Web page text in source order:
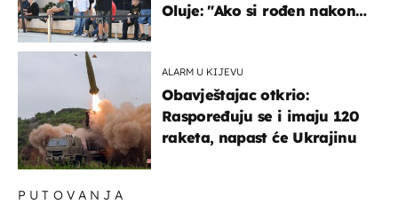
Oluje: "Ako si rođen nakon
ALARM U KIJEVU
Obavještajac otkrio:
Raspoređuju se i imaju 120
raketa, napast će Ukrajinu
PUTOVANJA